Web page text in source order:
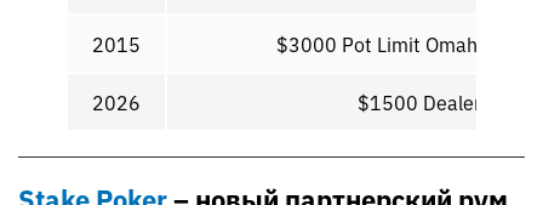
2015 $3000 Pot Limit Omaha Hi-
2026 $1500 Dealer’s